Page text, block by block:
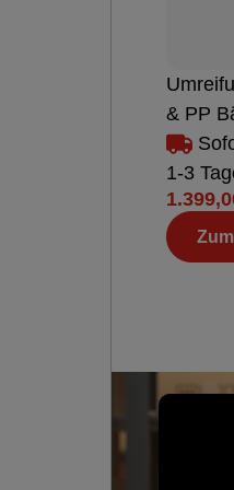
& PP
1-3